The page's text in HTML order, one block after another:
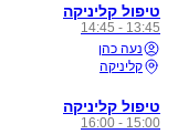
טיפול קליניקה
13:45 - 14:45
נעה כהן
קליניקה
טיפול קליניקה
15:00 - 16:00